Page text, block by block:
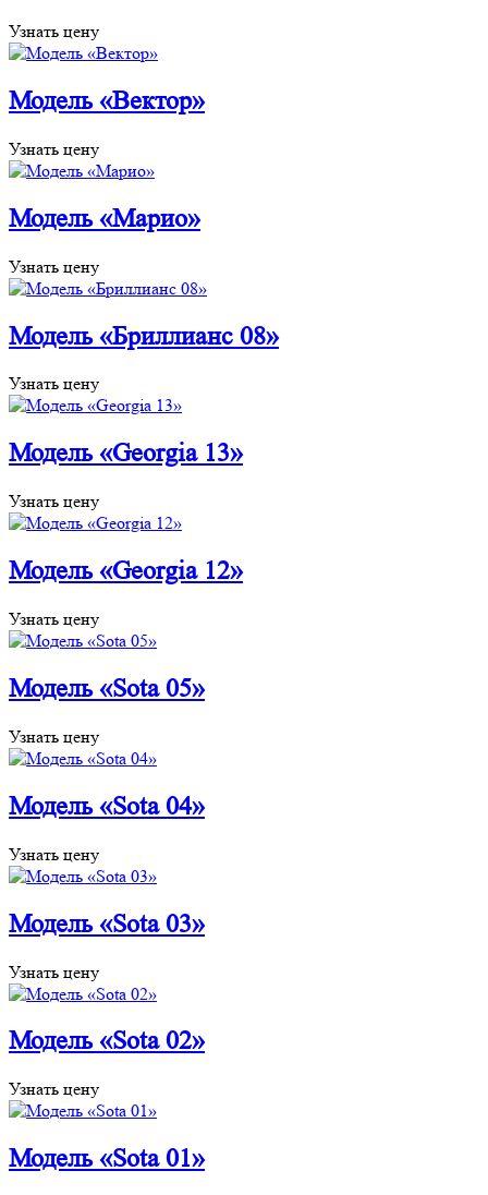
Узнать цену
Модель «Вектор»
Узнать цену
Модель «Марио»
Узнать цену
Модель «Бриллианс 08»
Узнать цену
Модель «Georgia 13»
Узнать цену
Модель «Georgia 12»
Узнать цену
Модель «Sota 05»
Узнать цену
Модель «Sota 04»
Узнать цену
Модель «Sota 03»
Узнать цену
Модель «Sota 02»
Узнать цену
Модель «Sota 01»